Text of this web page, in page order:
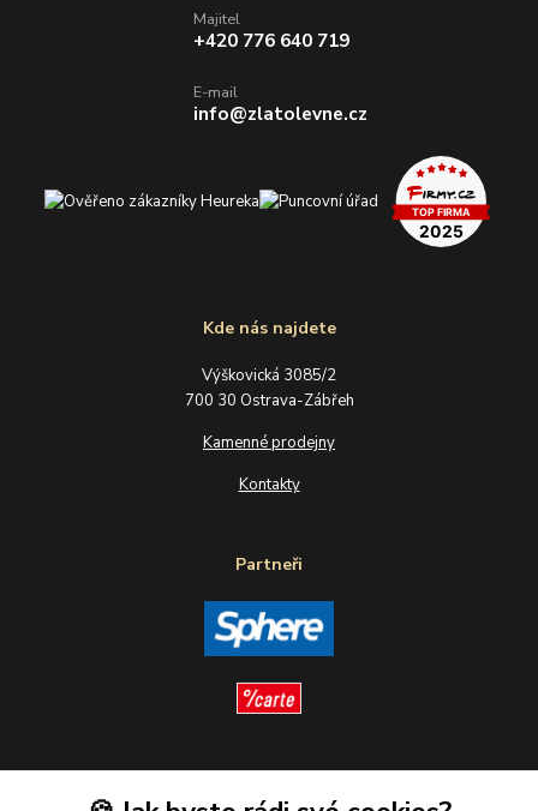
Kde nás najdete
Výškovická 3085/2
700 30 Ostrava-Zábřeh
Kamenné prodejny
Kontakty
Partneři
Majitel
+420 776 640 719
E-mail
info@zlatolevne.cz